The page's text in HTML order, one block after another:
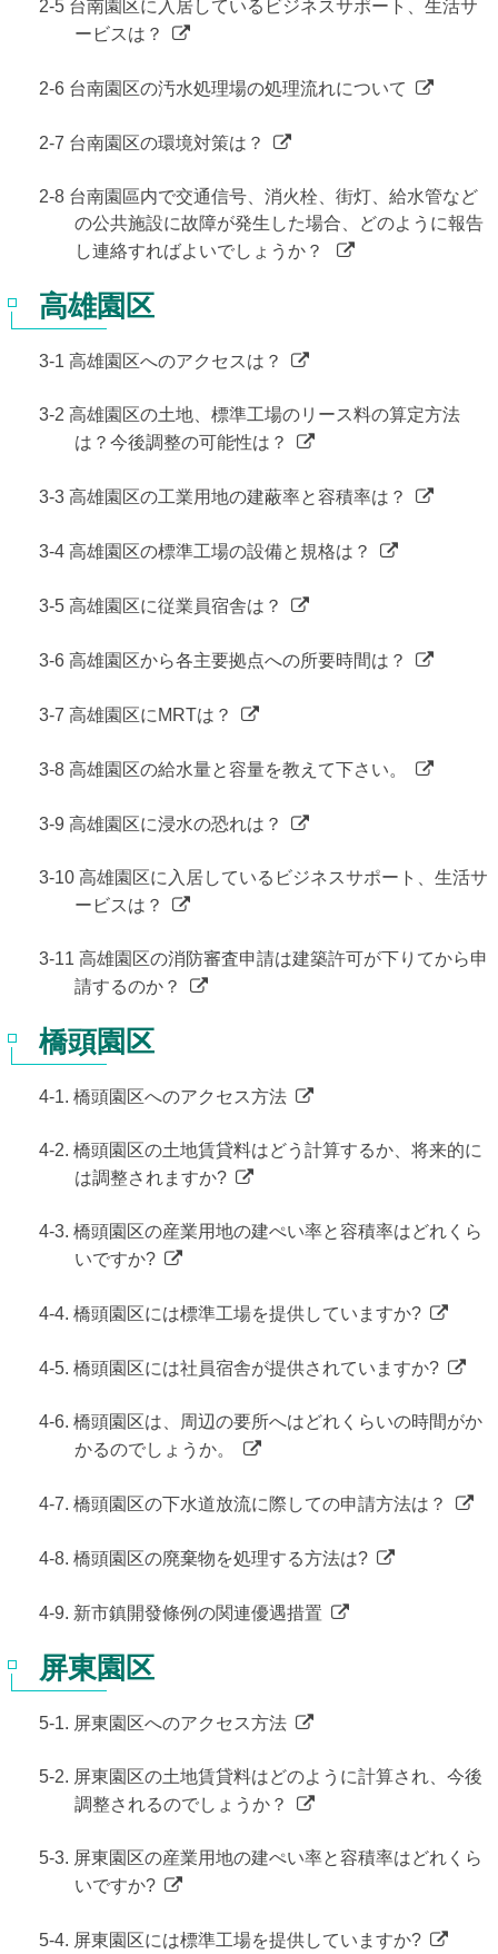
2-5 台南園区に入居しているビジネスサポート、生活サ
ービスは？
2-6 台南園区の汚水処理場の処理流れについて
2-7 台南園区の環境対策は？
2-8 台南園區内で交通信号、消火栓、街灯、給水管など
の公共施設に故障が発生した場合、どのように報告
し連絡すればよいでしょうか？
高雄園区
3-1 高雄園区へのアクセスは？
3-2 高雄園区の土地、標準工場のリース料の算定方法
は？今後調整の可能性は？
3-3 高雄園区の工業用地の建蔽率と容積率は？
3-4 高雄園区の標準工場の設備と規格は？
3-5 高雄園区に従業員宿舎は？
3-6 高雄園区から各主要拠点への所要時間は？
3-7 高雄園区にMRTは？
3-8 高雄園区の給水量と容量を教えて下さい。
3-9 高雄園区に浸水の恐れは？
3-10 高雄園区に入居しているビジネスサポート、生活サ
ービスは？
3-11 高雄園区の消防審査申請は建築許可が下りてから申
請するのか？
橋頭園区
4-1. 橋頭園区へのアクセス方法
4-2. 橋頭園区の土地賃貸料はどう計算するか、将来的に
は調整されますか?
4-3. 橋頭園区の産業用地の建ぺい率と容積率はどれくら
いですか?
4-4. 橋頭園区には標準工場を提供していますか?
4-5. 橋頭園区には社員宿舎が提供されていますか?
4-6. 橋頭園区は、周辺の要所へはどれくらいの時間がか
かるのでしょうか。
4-7. 橋頭園区の下水道放流に際しての申請方法は？
4-8. 橋頭園区の廃棄物を処理する方法は?
4-9. 新市鎮開發條例の関連優遇措置
屏東園区
5-1. 屏東園区へのアクセス方法
5-2. 屏東園区の土地賃貸料はどのように計算され、今後
調整されるのでしょうか？
5-3. 屏東園区の産業用地の建ぺい率と容積率はどれくら
いですか?
5-4. 屏東園区には標準工場を提供していますか?